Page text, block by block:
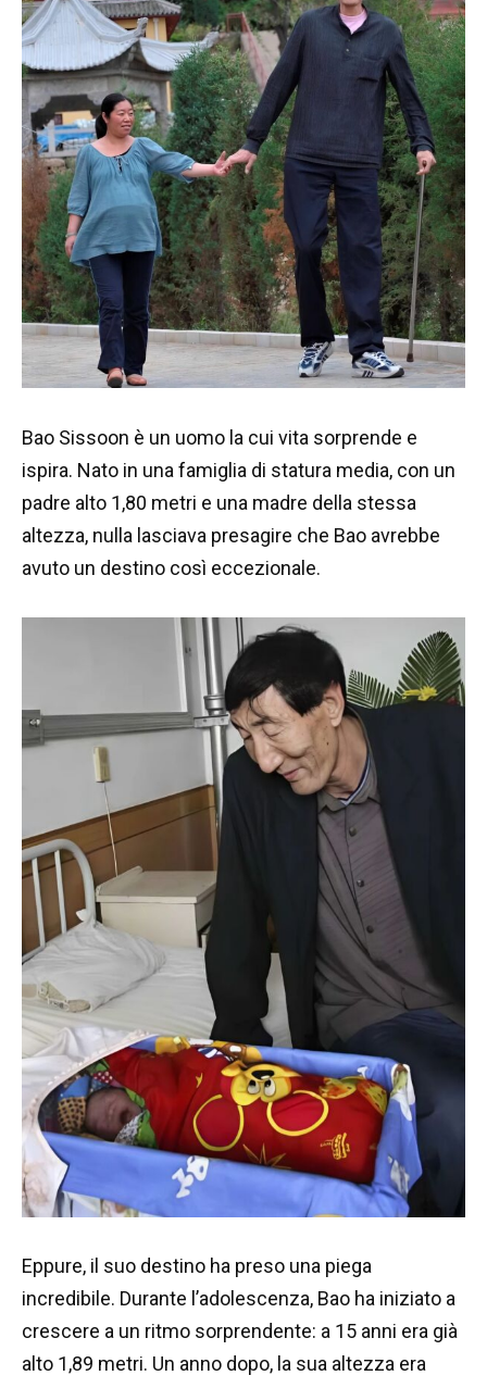
Bao Sissoon è un uomo la cui vita sorprende e
ispira. Nato in una famiglia di statura media, con un
padre alto 1,80 metri e una madre della stessa
altezza, nulla lasciava presagire che Bao avrebbe
avuto un destino così eccezionale.
Eppure, il suo destino ha preso una piega
incredibile. Durante l’adolescenza, Bao ha iniziato a
crescere a un ritmo sorprendente: a 15 anni era già
alto 1,89 metri. Un anno dopo, la sua altezza era